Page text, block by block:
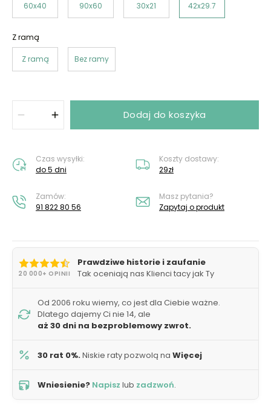
60x40 90x60 30x21 42x29.7
Z ramą
Z ramą Bez ramy
Dodaj do koszyka
Czas wysyłki:
do 5 dni
Koszty dostawy:
29zł
Zamów:
91 822 80 56
Masz pytania?
Zapytaj o produkt
20 000+ OPINII
Prawdziwe historie i zaufanie
Tak oceniają nas Klienci tacy jak Ty
Od 2006 roku wiemy, co jest dla Ciebie ważne.
Dlatego dajemy Ci nie 14, ale
aż 30 dni na bezproblemowy zwrot.
30 rat 0%.Niskie raty pozwolą na Więcej
Wniesienie? Napisz lub zadzwoń.